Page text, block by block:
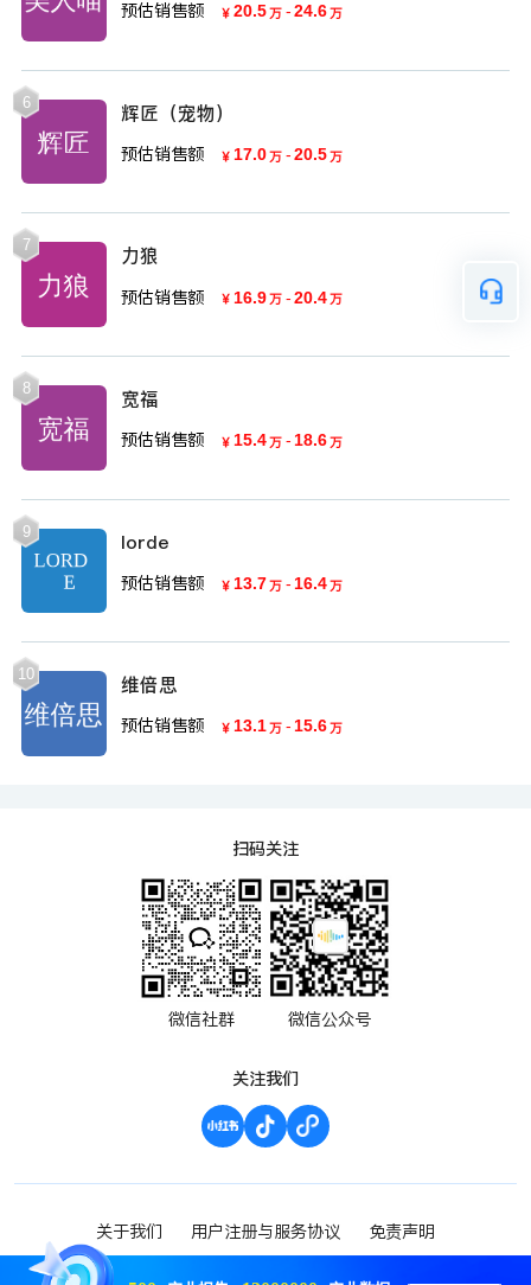
预估销售额 ￥ 20.5万 - 24.6万
6 辉匠（宠物）
预估销售额 ￥ 17.0万 - 20.5万
7 力狼
预估销售额 ￥ 16.9万 - 20.4万
8 宽福
预估销售额 ￥ 15.4万 - 18.6万
9 lorde
预估销售额 ￥ 13.7万 - 16.4万
10 维倍思
预估销售额 ￥ 13.1万 - 15.6万
扫码关注
微信社群 微信公众号
关注我们
关于我们 用户注册与服务协议 免责声明